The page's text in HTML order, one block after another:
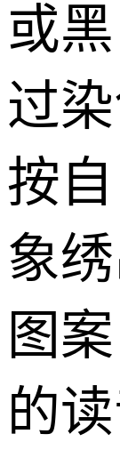
或
过
按
象
图
的